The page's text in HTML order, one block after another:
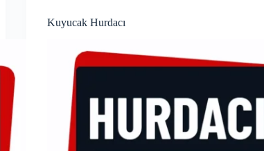
Kuyucak Hurdacı